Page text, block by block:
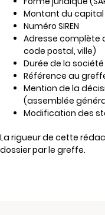
Montant du capital
Numéro SIREN
Adresse complète
code postal, ville)
Durée de la société
Référence au
Mention de la
(assemblée
Modification des
La rigueur de cette
dossier par le greffe.